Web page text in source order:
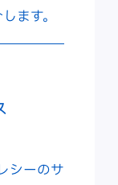
ます。
シーのサ